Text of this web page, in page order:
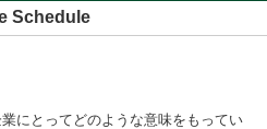
Schedule
にとってどのような意味をもってい